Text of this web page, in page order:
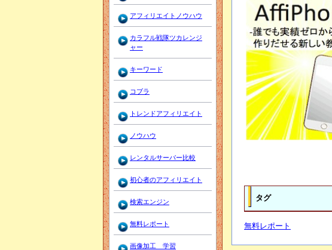
タグ
無料レポート
アフィリエイトノウハウ
カラフル戦隊ツカレンジ
ャー
キーワード
コブラ
トレンドアフィリエイト
ノウハウ
レンタルサーバー比較
初心者のアフィリエイト
検索エンジン
無料レポート
画像加工 学習